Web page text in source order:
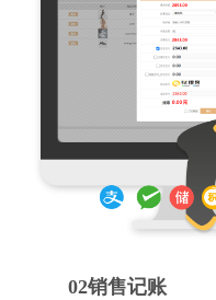
02销售记账